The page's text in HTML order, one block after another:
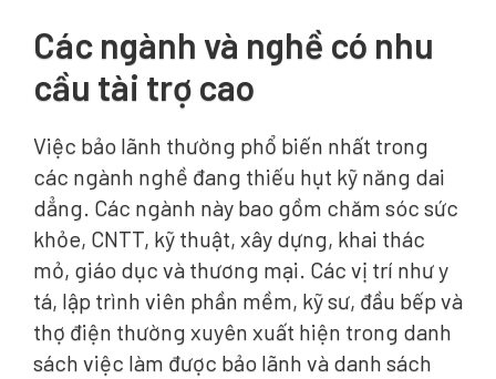
Các ngành và nghề có nhu
cầu tài trợ cao
Việc bảo lãnh thường phổ biến nhất trong
các ngành nghề đang thiếu hụt kỹ năng dai
dẳng. Các ngành này bao gồm chăm sóc sức
khỏe, CNTT, kỹ thuật, xây dựng, khai thác
mỏ, giáo dục và thương mại. Các vị trí như y
tá, lập trình viên phần mềm, kỹ sư, đầu bếp và
thợ điện thường xuyên xuất hiện trong danh
sách việc làm được bảo lãnh và danh sách